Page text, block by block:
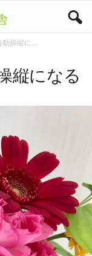
操縦に...
縦になる